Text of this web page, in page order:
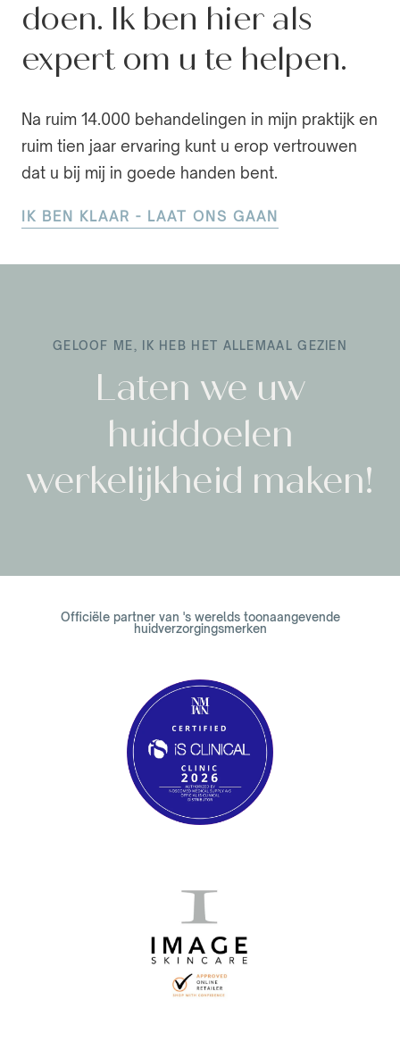
doen. Ik ben hier als
expert om u te helpen.
Na ruim 14.000 behandelingen in mijn praktijk en
ruim tien jaar ervaring kunt u erop vertrouwen
dat u bij mij in goede handen bent.
IK BEN KLAAR - LAAT ONS GAAN
GELOOF ME, IK HEB HET ALLEMAAL GEZIEN
Laten we uw
huiddoelen
werkelijkheid maken!
Officiële partner van 's werelds toonaangevende
huidverzorgingsmerken